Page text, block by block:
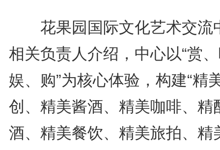
花果园国际文化艺术交流
相关负责人介绍，中心以“赏
娱、购”为核心体验，构建“精
创、精美酱酒、精美咖啡、精
酒、精美餐饮、精美旅拍、精